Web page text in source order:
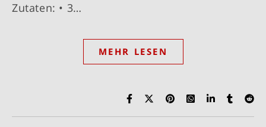
Zutaten: • 3…
MEHR LESEN